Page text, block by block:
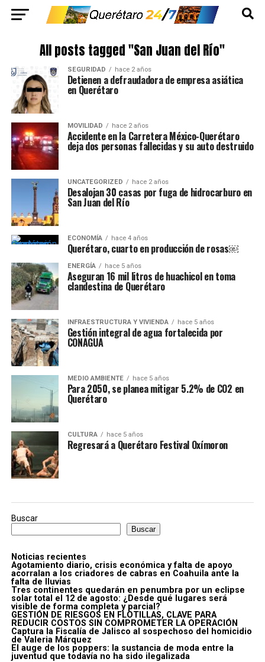
All posts tagged "San Juan del Río"
SEGURIDAD hace 2 años
Detienen a defraudadora de empresa asiática
en Querétaro
MOVILIDAD hace 2 años
Accidente en la Carretera México-Querétaro
deja dos personas fallecidas y su auto destruido
UNCATEGORIZED hace 2 años
Desalojan 30 casas por fuga de hidrocarburo en
San Juan del Río
ECONOMÍA hace 4 años
Querétaro, cuarto en producción de rosas￼
ENERGÍA hace 5 años
Aseguran 16 mil litros de huachicol en toma
clandestina de Querétaro
INFRAESTRUCTURA Y VIVIENDA hace 5 años
Gestión integral de agua fortalecida por
CONAGUA
MEDIO AMBIENTE hace 5 años
Para 2050, se planea mitigar 5.2% de CO2 en
Querétaro
CULTURA hace 5 años
Regresará a Querétaro Festival Oxímoron
Buscar
Buscar
Noticias recientes
Agotamiento diario, crisis económica y falta de apoyo
acorralan a los criadores de cabras en Coahuila ante la
falta de lluvias
Tres continentes quedarán en penumbra por un eclipse
solar total el 12 de agosto: ¿Desde qué lugares será
visible de forma completa y parcial?
GESTIÓN DE RIESGOS EN FLOTILLAS, CLAVE PARA
REDUCIR COSTOS SIN COMPROMETER LA OPERACIÓN
Captura la Fiscalía de Jalisco al sospechoso del homicidio
de Valeria Márquez
El auge de los poppers: la sustancia de moda entre la
juventud que todavía no ha sido ilegalizada